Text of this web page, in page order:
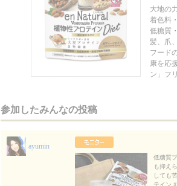
大地の
着色料
低糖質
髪、爪
フード
康を応
ン」フ
参加したみんなの投稿
ayumin
低糖質
も抑え
しても
テイン